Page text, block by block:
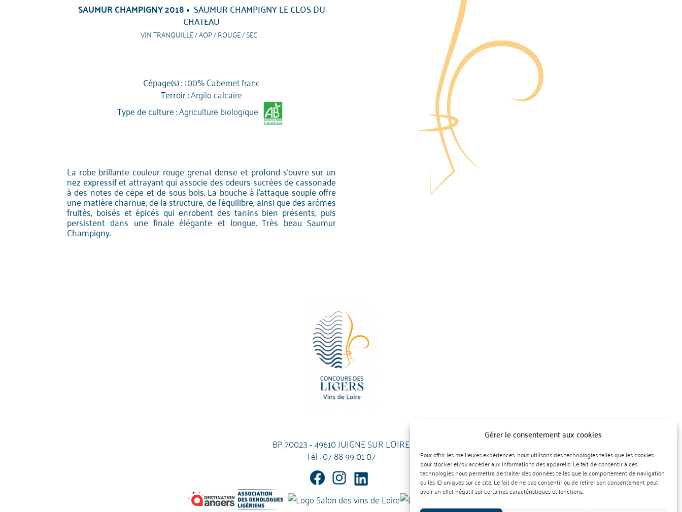
Gérer le consentement aux cookies
Pour offrir les meilleures expériences, nous utilisons des technologies telles que les cookies
pour stocker et/ou accéder aux informations des appareils. Le fait de consentir à ces
technologies nous permettra de traiter des données telles que le comportement de navigation
ou les ID uniques sur ce site. Le fait de ne pas consentir ou de retirer son consentement peut
avoir un effet négatif sur certaines caractéristiques et fonctions.
SAUMUR CHAMPIGNY 2018 SAUMUR CHAMPIGNY LE CLOS DU
CHATEAU
VIN TRANQUILLE / AOP / ROUGE / SEC
Cépage(s) :100% Cabernet franc
Terroir :Argilo calcaire
Type de culture :Agriculture biologique
La robe brillante couleur rouge grenat dense et profond s'ouvre sur un
nez expressif et attrayant qui associe des odeurs sucrées de cassonade
à des notes de cèpe et de sous bois. La bouche à l'attaque souple offre
une matière charnue, de la structure, de l'équilibre, ainsi que des arômes
fruités, boisés et épicés qui enrobent des tanins bien présents, puis
persistent dans une finale élégante et longue. Très beau Saumur
Champigny.
BP 70023 - 49610 JUIGNE SUR LOIRE
Tél :07 88 99 01 07